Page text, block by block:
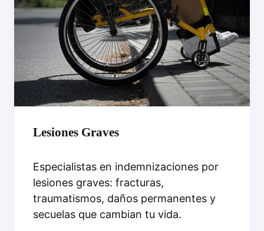
Lesiones Graves
Especialistas en indemnizaciones por
lesiones graves: fracturas,
traumatismos, daños permanentes y
secuelas que cambian tu vida.